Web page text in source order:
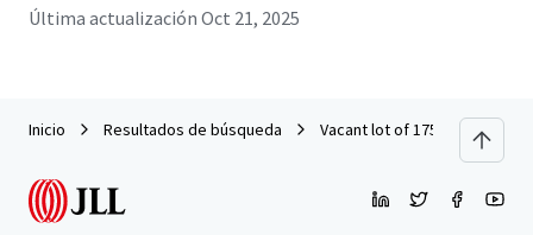
Última actualización Oct 21, 2025
Inicio Resultados de búsqueda Vacant lot of 175,000 sq.ft.